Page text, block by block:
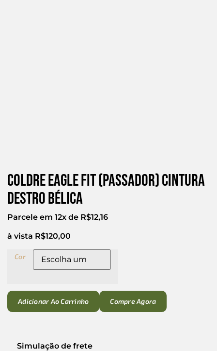
Coldre Eagle Fit (passador) Cintura
Destro Bélica
Parcele em 12x de R$12,16
à vista R$120,00
Cor
Adicionar Ao Carrinho Compre Agora
Simulação de frete